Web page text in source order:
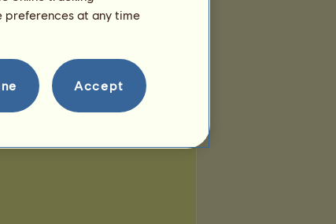
preferences at any time
Accept